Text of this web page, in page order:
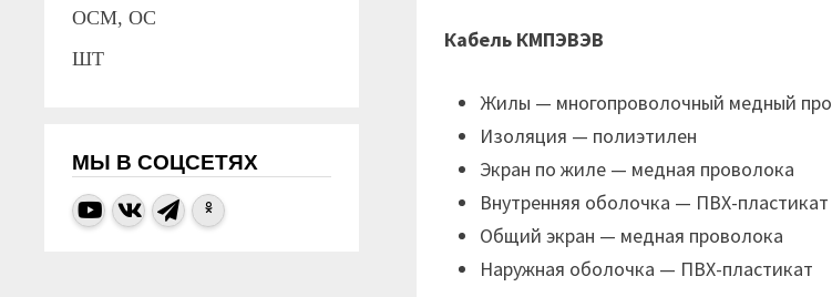
Кабель КМПЭВЭВ
Жилы — многопроволочный медный
Изоляция — полиэтилен
Экран по жиле — медная проволока
Внутренняя оболочка — ПВХ-пластикат
Общий экран — медная проволока
Наружная оболочка — ПВХ-пластикат
ОСМ, ОС
ШТ
МЫ В СОЦСЕТЯХ